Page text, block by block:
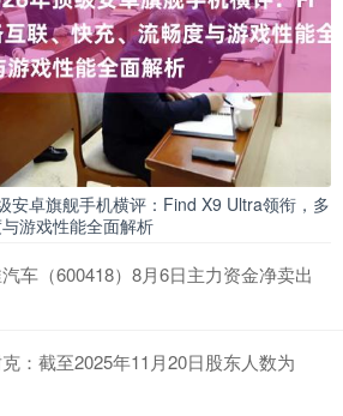
安卓旗舰手机横评：Find X9 Ultra领衔，多
游戏性能全面解析
车（600418）8月6日主力资金净卖出
：截至2025年11月20日股东人数为